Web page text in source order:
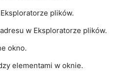
plików.
w Eksploratorze plików.
okno.
elementami w oknie.